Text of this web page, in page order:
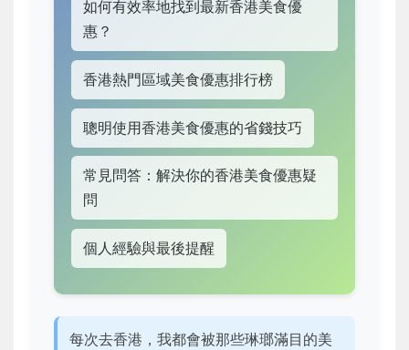
如何有效率地找到最新香港美食優
惠？
香港熱門區域美食優惠排行榜
聰明使用香港美食優惠的省錢技巧
常見問答：解決你的香港美食優惠疑
問
個人經驗與最後提醒
每次去香港，我都會被那些琳瑯滿目的美